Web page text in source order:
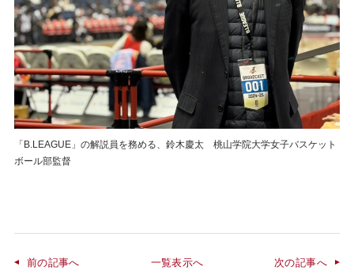
「B.LEAGUE」の解説員を務める、鈴木慶太 桃山学院大学女子バスケット
ボール部監督
前の記事へ 一覧表示へ 次の記事へ